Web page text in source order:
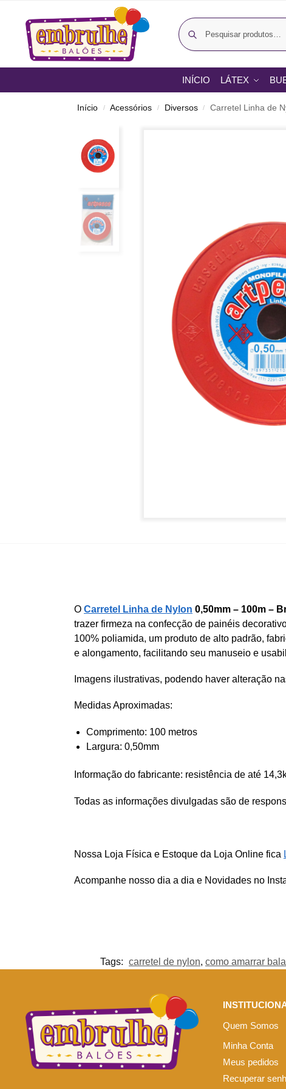
INÍCIO LÁTEX
Início / Acessórios / Diversos / Carretel Linha de
OCarretel Linha de Nylon 0,50mm – 100m –
trazer firmeza na confecção de painéis
100% poliamida, um produto de alto padrão,
e alongamento, facilitando seu manuseio e
Imagens ilustrativas, podendo haver alteração
Medidas Aproximadas:
Comprimento: 100 metros
Largura: 0,50mm
Informação do fabricante: resistência de até
Todas as informações divulgadas são de
Nossa Loja Física e Estoque da Loja Online fica
Acompanhe nosso dia a dia e Novidades no
Tags: carretel de nylon, como amarrar
Quem Somos
Minha Conta
Meus pedidos
Recuperar